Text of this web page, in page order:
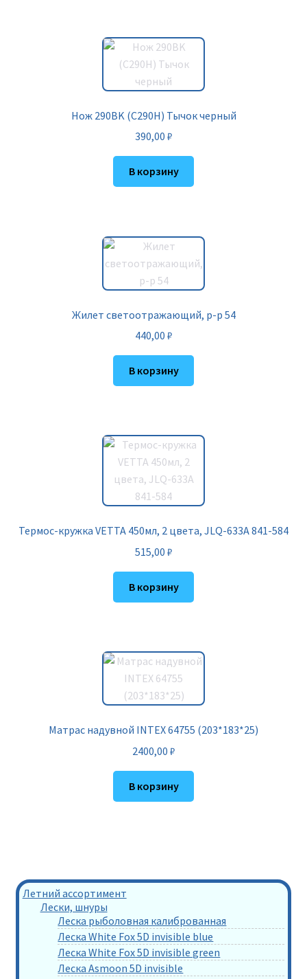
Нож 290BK (C290H) Тычок черный
390,00 ₽
В корзину
Жилет светоотражающий, р-р 54
440,00 ₽
В корзину
Термос-кружка VETTA 450мл, 2 цвета, JLQ-633A 841-584
515,00 ₽
В корзину
Матрас надувной INTEX 64755 (203*183*25)
2400,00 ₽
В корзину
Летний ассортимент
Лески, шнуры
Леска рыболовная калиброванная
Леска White Fox 5D invisible blue
Леска White Fox 5D invisible green
Леска Asmoon 5D invisible